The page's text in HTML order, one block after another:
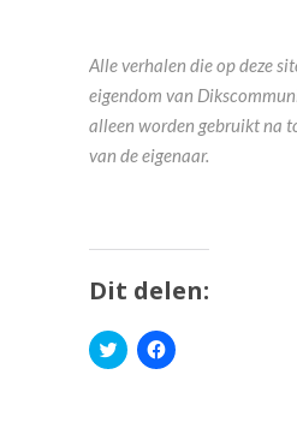
Alle verhalen die op deze
eigendom van
alleen worden gebruikt na
van de eigenaar.
Dit delen:
Klik
om
Klik
om